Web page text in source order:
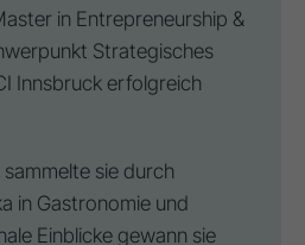
in Entrepreneurship &
Strategisches
Innsbruck erfolgreich
sie durch
in Gastronomie und
Einblicke gewann sie